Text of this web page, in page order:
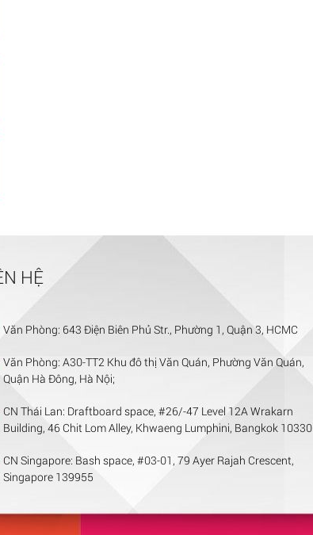
HỆ
Văn Phòng: 643 Điện Biên Phủ Str., Phường 1, Quận 3, HCMC
Văn Phòng: A30-TT2 Khu đô thị Văn Quán, Phường Văn Quán,
Quận Hà Đông, Hà Nội;
CN Thái Lan: Draftboard space, #26/-47 Level 12A Wrakarn
Building, 46 Chit Lom Alley, Khwaeng Lumphini, Bangkok 10330
CN Singapore: Bash space, #03-01, 79 Ayer Rajah Crescent,
Singapore 139955